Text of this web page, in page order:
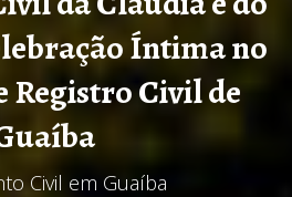
Íntima no
Registro Civil de
Civil em Guaíba